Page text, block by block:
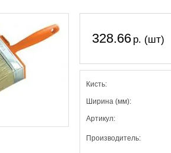
328.66 р. (шт)
Кисть:
Ширина (мм):
Артикул:
Производитель: